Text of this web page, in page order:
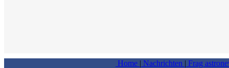
Home | Nachrichten | Frag